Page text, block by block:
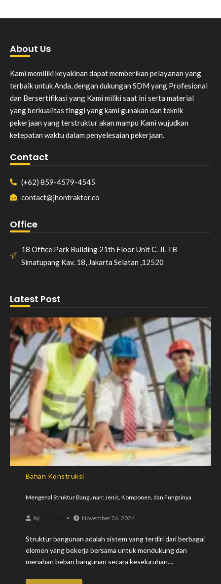
About Us
Kami memiliki keyakinan dapat memberikan pelayanan yang
terbaik untuk Anda, dengan dukungan SDM yang Profesional
dan Bersertifikasi yang Kami miliki saat ini serta material
yang berkualitas tinggi yang kami gunakan dan teknik
pekerjaan yang terstruktur akan mampu Kami wujudkan
ketepatan waktu dalam penyelesaian pekerjaan.
Contact
(+62) 859-4579-4545
contact@jhontraktor.co
Office
18 Office Park Building 21th Floor Unit C. Jl. TB
Simatupang Kav. 18, Jakarta Selatan ,12520
Latest Post
Bahan Konstruksi
Mengenal Struktur Bangunan: Jenis, Komponen, dan Fungsinya
by November 26, 2024
Struktur bangunan adalah sistem yang terdiri dari berbagai
elemen yang bekerja bersama untuk mendukung dan
menahan beban bangunan secara keseluruhan....